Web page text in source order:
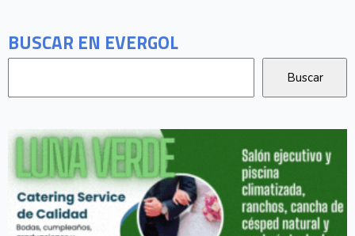
BUSCAR EN EVERGOL